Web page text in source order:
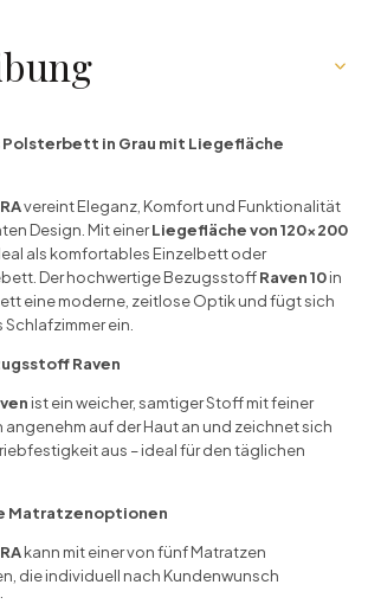
Polsterbett in Grau mit Liegefläche
vereint Eleganz, Komfort und Funktionalität
Design. Mit einerLiegefläche von 120x200
als komfortables Einzelbett oder
Der hochwertige BezugsstoffRaven 10in
eine moderne, zeitlose Optik und fügt sich
ein.
Raven
ist ein weicher, samtiger Stoff mit feiner
angenehm auf der Haut an und zeichnet sich
aus – ideal für den täglichen
Matratzenoptionen
kann mit einer von fünf Matratzen
die individuell nach Kundenwunsch